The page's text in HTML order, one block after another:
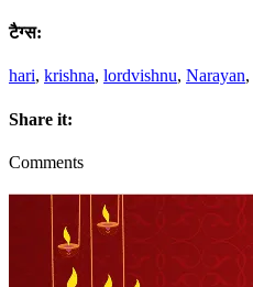
टैग्स:
hari, krishna, lordvishnu, Narayan,
Share it:
Comments